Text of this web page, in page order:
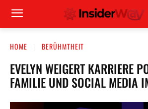
HOME BERÜHMTHEIT
EVELYN WEIGERT KARRIERE
FAMILIE UND SOCIAL MEDIA